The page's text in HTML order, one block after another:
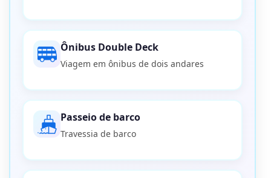
Ônibus Double Deck
Viagem em ônibus de dois andares
Passeio de barco
Travessia de barco